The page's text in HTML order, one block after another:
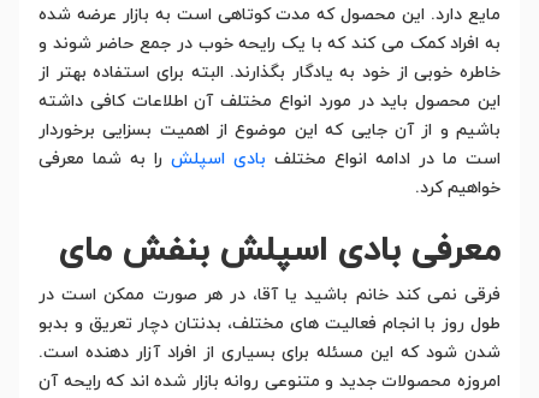
مایع دارد. این محصول که مدت کوتاهی است به بازار عرضه شده
به افراد کمک می کند که با یک رایحه خوب در جمع حاضر شوند و
خاطره خوبی از خود به یادگار بگذارند. البته برای استفاده بهتر از
این محصول باید در مورد انواع مختلف آن اطلاعات کافی داشته
باشیم و از آن جایی که این موضوع از اهمیت بسزایی برخوردار
است ما در ادامه انواع مختلف بادی اسپلش را به شما معرفی
خواهیم کرد.
معرفی بادی اسپلش بنفش مای
فرقی نمی کند خانم باشید یا آقا، در هر صورت ممکن است در
طول روز با انجام فعالیت های مختلف، بدنتان دچار تعریق و بدبو
شدن شود که این مسئله برای بسیاری از افراد آزار دهنده است.
امروزه محصولات جدید و متنوعی روانه بازار شده اند که رایحه آن